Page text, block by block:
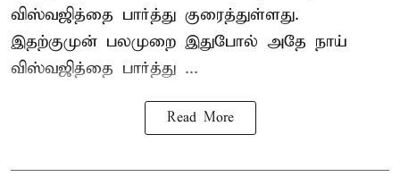
விஸ்வஜித்தை பார்த்து குரைத்துள்ளது.
இதற்குமுன் பலமுறை இதுபோல் அதே நாய்
விஸ்வஜித்தை பார்த்து ...
Read More